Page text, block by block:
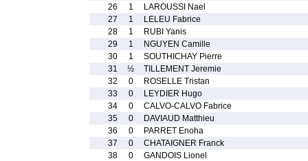
26
1
LAROUSSI Nael
27
1
LELEU Fabrice
28
1
RUBI Yanis
29
1
NGUYEN Camille
30
1
SOUTHICHAY Pierre
31
½
TILLEMENT Jeremie
32
0
ROSELLE Tristan
33
0
LEYDIER Hugo
34
0
CALVO-CALVO Fabrice
35
0
DAVIAUD Matthieu
36
0
PARRET Enoha
37
0
CHATAIGNER Franck
38
0
GANDOIS Lionel